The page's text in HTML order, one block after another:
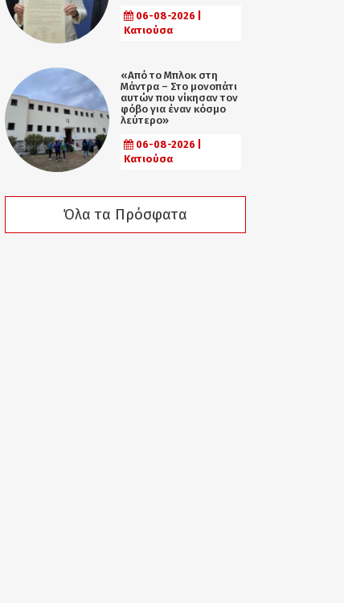
06-08-2026 |
Κατιούσα
«Από το Μπλοκ στη
Μάντρα – Στο μονοπάτι
αυτών που νίκησαν τον
φόβο για έναν κόσμο
λεύτερο»
06-08-2026 |
Κατιούσα
Όλα τα Πρόσφατα